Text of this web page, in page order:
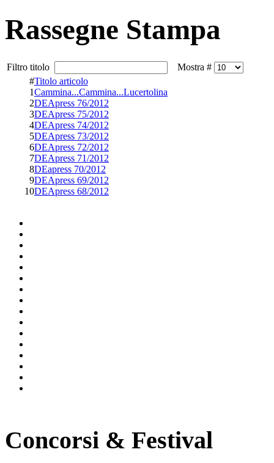
Rassegne Stampa
Filtro titolo
Mostra #
#Titolo articolo
1Cammina...Cammina...Lucertolina
2DEApress 76/2012
3DEApress 75/2012
4DEApress 74/2012
5DEApress 73/2012
6DEApress 72/2012
7DEApress 71/2012
8DEapress 70/2012
9DEApress 69/2012
10DEApress 68/2012
Concorsi & Festival